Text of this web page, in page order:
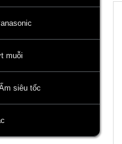
muỗi
siêu tốc